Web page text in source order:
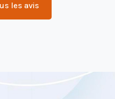
les avis